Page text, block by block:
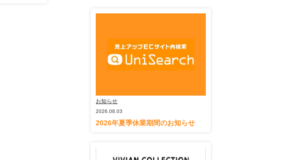
お知らせ
2026.08.03
2026年夏季休業期間のお知らせ